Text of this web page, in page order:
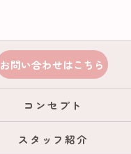
お問い合わせはこちら
コンセプト
スタッフ紹介